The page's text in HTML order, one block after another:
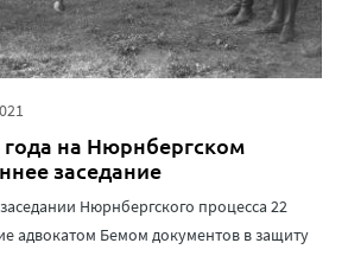
года на Нюрнбергском
заседание
Нюрнбергского процесса 22
адвокатом Бемом документов в защиту